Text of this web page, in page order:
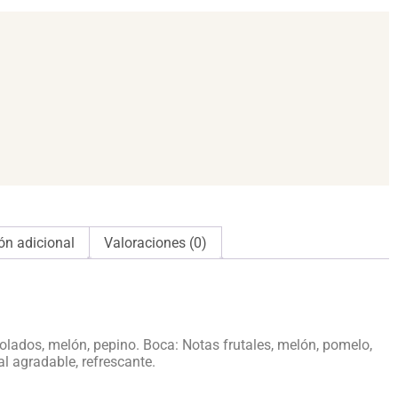
adicional Valoraciones (0)
melón, pepino. Boca: Notas frutales, melón, pomelo,
agradable, refrescante.